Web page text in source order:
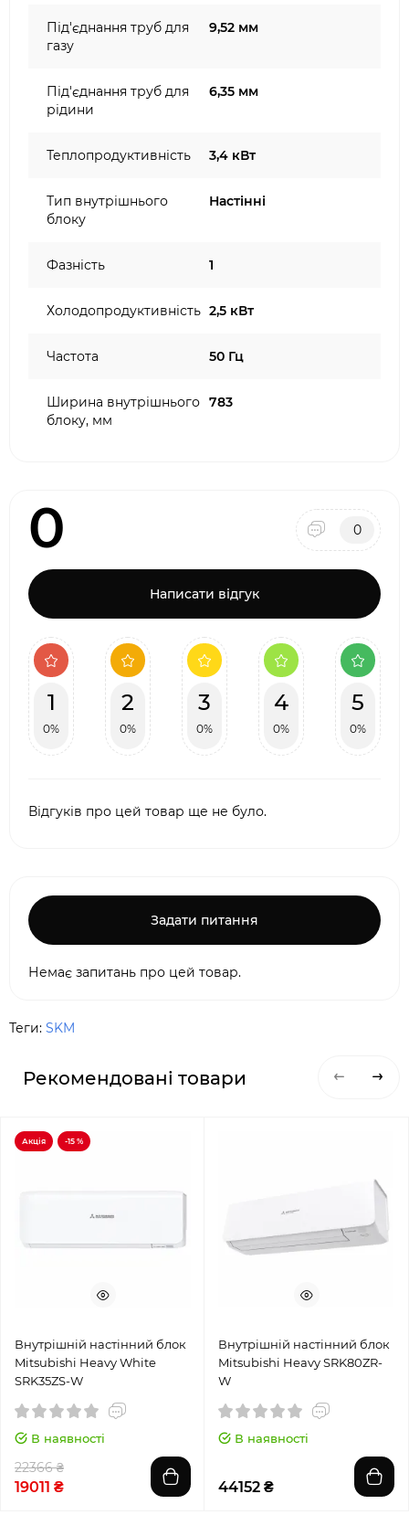
Під'єднання труб для
газу
9,52 мм
Під'єднання труб для
рідини
6,35 мм
Теплопродуктивність 3,4 кВт
Тип внутрішнього
блоку
Настінні
Фазність 1
Холодопродуктивність 2,5 кВт
Частота 50 Гц
Ширина внутрішнього
блоку, мм
783
0 0
Написати відгук
1
0%
2
0%
3
0%
4
0%
5
0%
Відгуків про цей товар ще не було.
Задати питання
Немає запитань про цей товар.
Теги: SKM
Рекомендовані товари
Акція -15 %
Внутрішній настінний блок
Mitsubishi Heavy White
SRK35ZS-W
В наявності
22366 ₴
19011 ₴
Внутрішній настінний блок
Mitsubishi Heavy SRK80ZR-
W
В наявності
44152 ₴